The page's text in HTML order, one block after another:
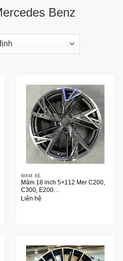
Benz
MÂM XE
Mâm 18 inch 5×112 Mer C200,
C300, E200…
Liên hệ